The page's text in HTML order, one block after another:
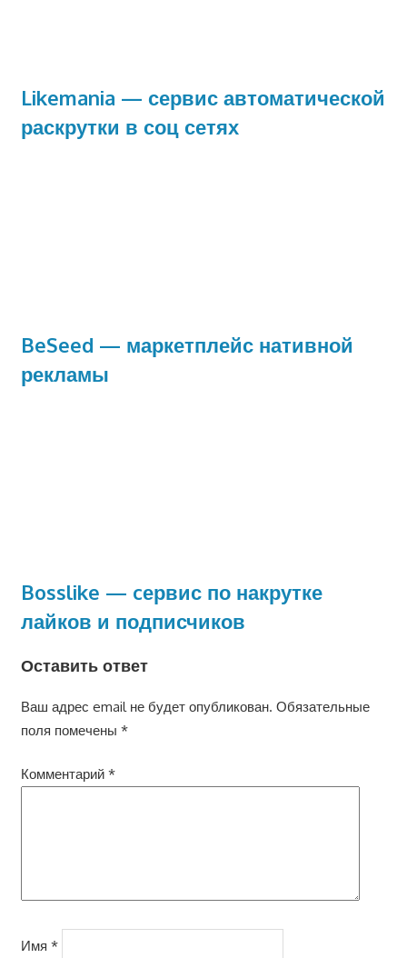
Likemania — сервис автоматической
раскрутки в соц сетях
BeSeed — маркетплейс нативной
рекламы
Bosslike — cервис по накрутке
лайков и подписчиков
Оставить ответ
Ваш адрес email не будет опубликован. Обязательные
поля помечены *
Комментарий *
Имя *